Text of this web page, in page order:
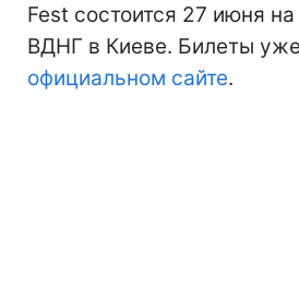
Fest состоится 27 июня
ВДНГ в Киеве. Билеты
официальном сайте.